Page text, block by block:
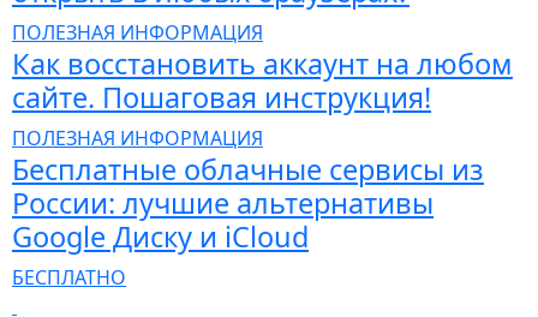
ПОЛЕЗНАЯ ИНФОРМАЦИЯ
Как восстановить аккаунт на любом
сайте. Пошаговая инструкция!
ПОЛЕЗНАЯ ИНФОРМАЦИЯ
Бесплатные облачные сервисы из
России: лучшие альтернативы
Google Диску и iCloud
БЕСПЛАТНО